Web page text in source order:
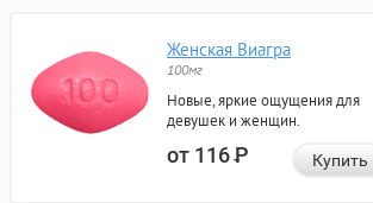
Женская Виагра
100мг
Новые, яркие ощущения для
девушек и женщин.
от 116Р Купить